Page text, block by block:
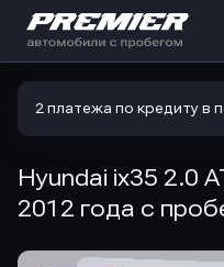
2 платежа по кредиту в
Hyundai ix35 2.0
2012 года с